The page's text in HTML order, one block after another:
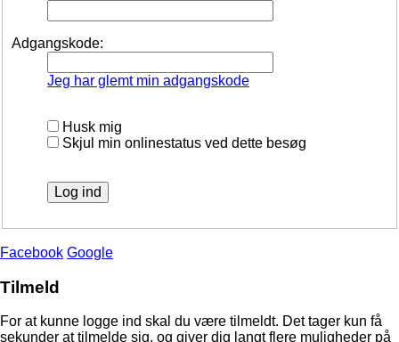
Adgangskode:
Jeg har glemt min adgangskode
Husk mig
Skjul min onlinestatus ved dette besøg
Facebook Google
Tilmeld
For at kunne logge ind skal du være tilmeldt. Det tager kun få
sekunder at tilmelde sig, og giver dig langt flere muligheder på